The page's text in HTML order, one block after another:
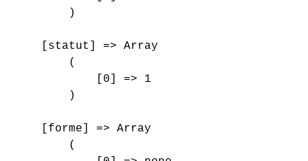
        )
    [statut] => Array
        (
            [0] => 1
        )
    [forme] => Array
        (